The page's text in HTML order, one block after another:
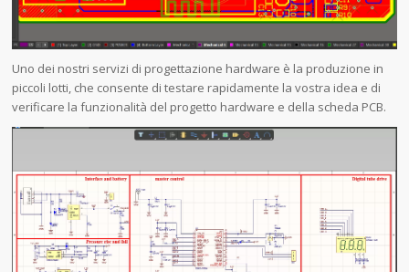
Uno dei nostri servizi di progettazione hardware è la produzione in
piccoli lotti, che consente di testare rapidamente la vostra idea e di
verificare la funzionalità del progetto hardware e della scheda PCB.